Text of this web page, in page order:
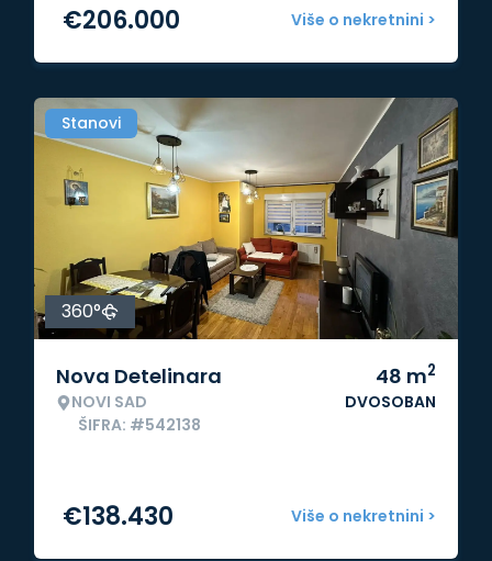
Više o nekretnini >
€206.000
Stanovi
360°
Nova Detelinara
NOVI SAD
ŠIFRA: #542138
48 m2
DVOSOBAN
Više o nekretnini >
€138.430